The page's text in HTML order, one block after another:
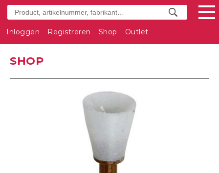
Inloggen Registreren Shop Outlet
SHOP